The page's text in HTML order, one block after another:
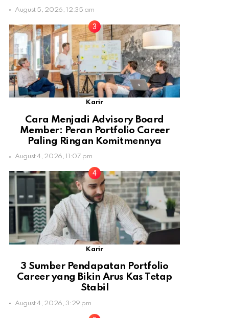
August 5, 2026, 12:35 am
Karir
Cara Menjadi Advisory Board
Member: Peran Portfolio Career
Paling Ringan Komitmennya
August 4, 2026, 11:07 pm
Karir
3 Sumber Pendapatan Portfolio
Career yang Bikin Arus Kas Tetap
Stabil
August 4, 2026, 3:29 pm